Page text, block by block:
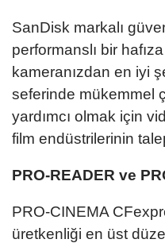
SanDisk markalı
performanslı bir
kameranızdan en iyi
seferinde mükemmel
yardımcı olmak için
film endüstrilerinin
PRO-READER ve
PRO-CINEMA
üretkenliği en üst